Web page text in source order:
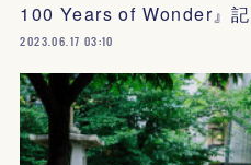
100 Years of Wonder』
2023.06.17 03:10